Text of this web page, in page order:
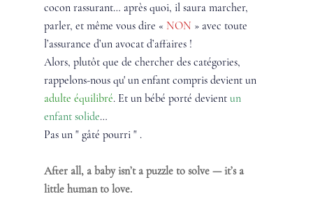
cocon rassurant… après quoi, il saura marcher,
parler, et même vous dire « NON » avec toute
l’assurance d’un avocat d’affaires !
Alors, plutôt que de chercher des catégories,
rappelons-nous qu' un enfant compris devient un
adulte équilibré. Et un bébé porté devient un
enfant solide…
Pas un " gâté pourri " .
After all, a baby isn’t a puzzle to solve — it’s a
little human to love.